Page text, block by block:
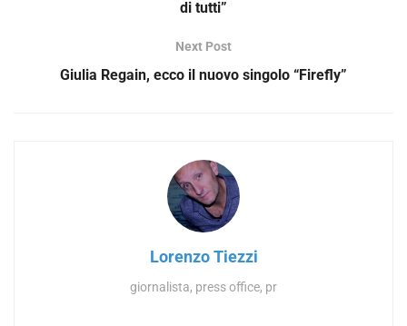
di tutti”
Next Post
Giulia Regain, ecco il nuovo singolo “Firefly”
Lorenzo Tiezzi
giornalista, press office, pr